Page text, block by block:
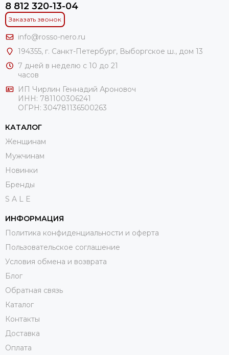
8 812 320-13-04
Заказать звонок
info@rosso-nero.ru
194355, г. Санкт-Петербург, Выборгское ш., дом 13
7 дней в неделю с 10 до 21
часов
ИП Чирлин Геннадий Ароновоч
ИНН: 781100306241
ОГРН: 304781136500263
КАТАЛОГ
Женщинам
Мужчинам
Новинки
Бренды
S A L E
ИНФОРМАЦИЯ
Политика конфиденциальности и оферта
Пользовательское соглашение
Условия обмена и возврата
Блог
Обратная связь
Каталог
Контакты
Доставка
Оплата